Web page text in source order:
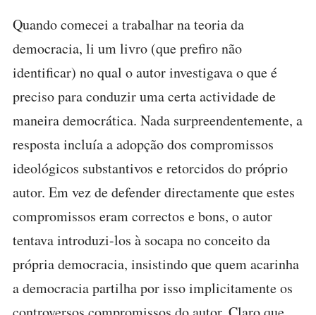
Quando comecei a trabalhar na teoria da
democracia, li um livro (que prefiro não
identificar) no qual o autor investigava o que é
preciso para conduzir uma certa actividade de
maneira democrática. Nada surpreendentemente, a
resposta incluía a adopção dos compromissos
ideológicos substantivos e retorcidos do próprio
autor. Em vez de defender directamente que estes
compromissos eram correctos e bons, o autor
tentava introduzi-los à socapa no conceito da
própria democracia, insistindo que quem acarinha
a democracia partilha por isso implicitamente os